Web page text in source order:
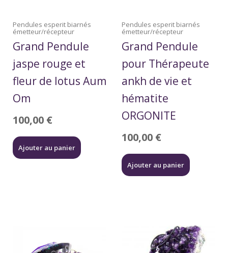
Pendules esperit biarnés
émetteur/récepteur
Grand Pendule
jaspe rouge et
fleur de lotus Aum
Om
100,00 €
Ajouter au panier
Pendules esperit biarnés
émetteur/récepteur
Grand Pendule
pour Thérapeute
ankh de vie et
hématite
ORGONITE
100,00 €
Ajouter au panier